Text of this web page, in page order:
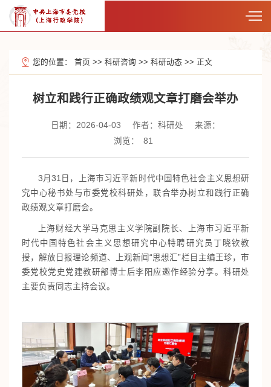
您的位置： 首页 >> 科研咨询 >> 科研动态 >> 正文
树立和践行正确政绩观文章打磨会举办
日期：2026-04-03 作者：科研处
来源：
浏览：
81
3月31日，上海市习近平新时代中国特色社会主义思想研
究中心秘书处与市委党校科研处，联合举办树立和践行正确
政绩观文章打磨会。
上海财经大学马克思主义学院副院长、上海市习近平新
时代中国特色社会主义思想研究中心特聘研究员丁晓钦教
授，解放日报理论频道、上观新闻“思想汇”栏目主编王珍，市
委党校党史党建教研部博士后李阳应邀作经验分享。科研处
主要负责同志主持会议。